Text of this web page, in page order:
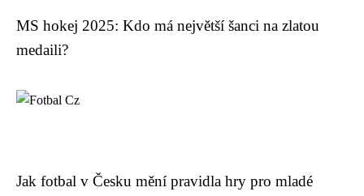
MS hokej 2025: Kdo má největší šanci na zlatou
medaili?
Jak fotbal v Česku mění pravidla hry pro mladé